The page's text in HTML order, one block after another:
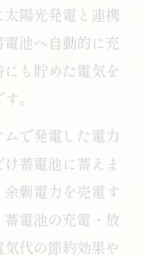
陽光発電と連携
池へ自動的に充
も貯めた電気を
。
で発電した電力
蓄電池に蓄えま
剰電力を売電す
電池の充電・放
代の節約効果や